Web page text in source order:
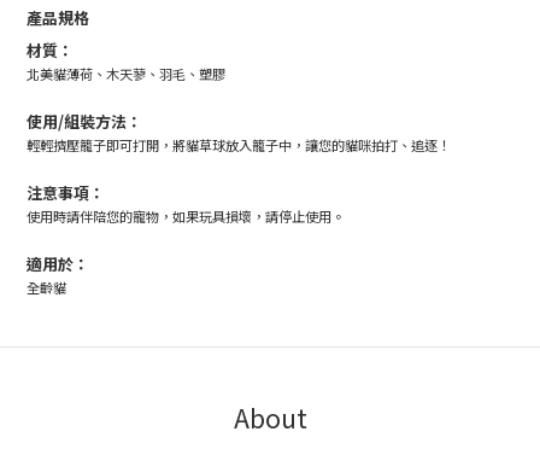
產品規格
材質：
北美貓薄荷、木天蓼、羽毛、塑膠
使用/組裝方法：
輕輕擠壓籠子即可打開，將貓草球放入籠子中，讓您的貓咪拍打、追逐！
注意事項：
使用時請伴陪您的寵物，如果玩具損壞，請停止使用。
適用於：
全齡貓
About